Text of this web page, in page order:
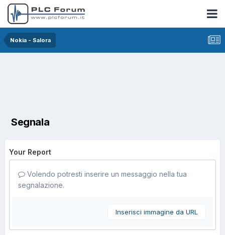
Nokia - Salora
Segnala
Your Report
Volendo potresti inserire un messaggio nella tua
segnalazione.
Inserisci immagine da URL